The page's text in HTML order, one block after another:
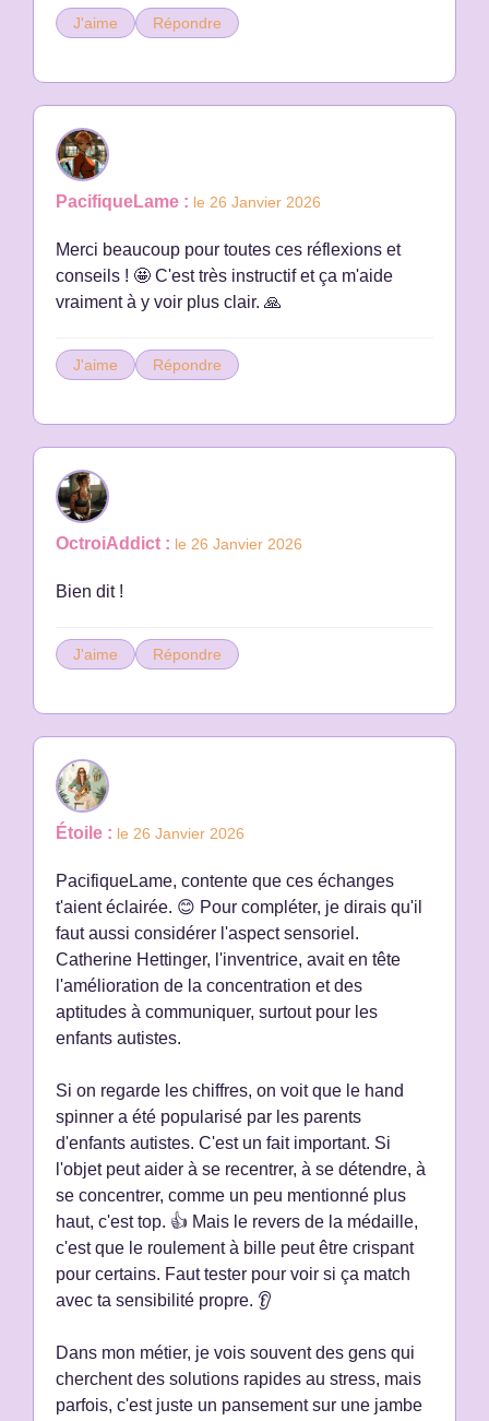
J'aime Répondre
PacifiqueLame : le 26 Janvier 2026
Merci beaucoup pour toutes ces réflexions et
conseils ! 🤩 C'est très instructif et ça m'aide
vraiment à y voir plus clair. 🙏
J'aime Répondre
OctroiAddict : le 26 Janvier 2026
Bien dit !
J'aime Répondre
Étoile : le 26 Janvier 2026
PacifiqueLame, contente que ces échanges
t'aient éclairée. 😊 Pour compléter, je dirais qu'il
faut aussi considérer l'aspect sensoriel.
Catherine Hettinger, l'inventrice, avait en tête
l'amélioration de la concentration et des
aptitudes à communiquer, surtout pour les
enfants autistes.
Si on regarde les chiffres, on voit que le hand
spinner a été popularisé par les parents
d'enfants autistes. C'est un fait important. Si
l'objet peut aider à se recentrer, à se détendre, à
se concentrer, comme un peu mentionné plus
haut, c'est top. 👍 Mais le revers de la médaille,
c'est que le roulement à bille peut être crispant
pour certains. Faut tester pour voir si ça match
avec ta sensibilité propre. 👂
Dans mon métier, je vois souvent des gens qui
cherchent des solutions rapides au stress, mais
parfois, c'est juste un pansement sur une jambe